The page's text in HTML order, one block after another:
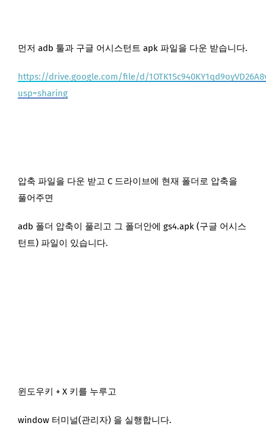
먼저 adb 툴과 구글 어시스턴트 apk 파일을 다운 받습니다.
https://drive.google.com/file/d/
usp=sharing
압축 파일을 다운 받고 C 드라이브에 현재 폴더로 압축을
풀어주면
adb 폴더 압축이 풀리고 그 폴더안에 gs4.apk (구글 어시스
턴트) 파일이 있습니다.
윈도우키 + X 키를 누루고
window 터미널(관리자) 을 실행합니다.